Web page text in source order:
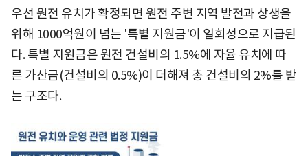
우선 원전 유치가 확정되면 원전 주변 지역 발전과 상생을
위해 1000억원이 넘는 '특별 지원금'이 일회성으로 지급된
다. 특별 지원금은 원전 건설비의 1.5%에 자율 유치에 따
른 가산금(건설비의 0.5%)이 더해져 총 건설비의 2%를 받
는 구조다.